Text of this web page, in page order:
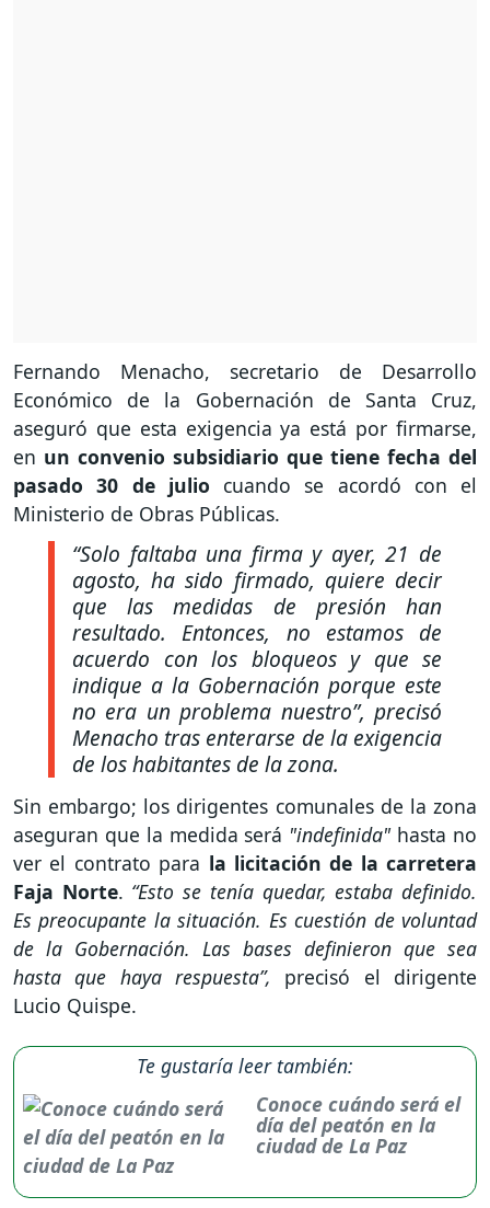
Fernando Menacho, secretario de Desarrollo
Económico de la Gobernación de Santa Cruz,
aseguró que esta exigencia ya está por firmarse,
en un convenio subsidiario que tiene fecha del
pasado 30 de julio cuando se acordó con el
Ministerio de Obras Públicas.
“Solo faltaba una firma y ayer, 21 de
agosto, ha sido firmado, quiere decir
que las medidas de presión han
resultado. Entonces, no estamos de
acuerdo con los bloqueos y que se
indique a la Gobernación porque este
no era un problema nuestro”, precisó
Menacho tras enterarse de la exigencia
de los habitantes de la zona.
Sin embargo; los dirigentes comunales de la zona
aseguran que la medida será "indefinida"hasta no
ver el contrato para la licitación de la carretera
Faja Norte. “Esto se tenía quedar, estaba definido.
Es preocupante la situación. Es cuestión de voluntad
de la Gobernación. Las bases definieron que sea
hasta que haya respuesta”, precisó el dirigente
Lucio Quispe.
Te gustaría leer también:
Conoce cuándo será el
día del peatón en la
ciudad de La Paz